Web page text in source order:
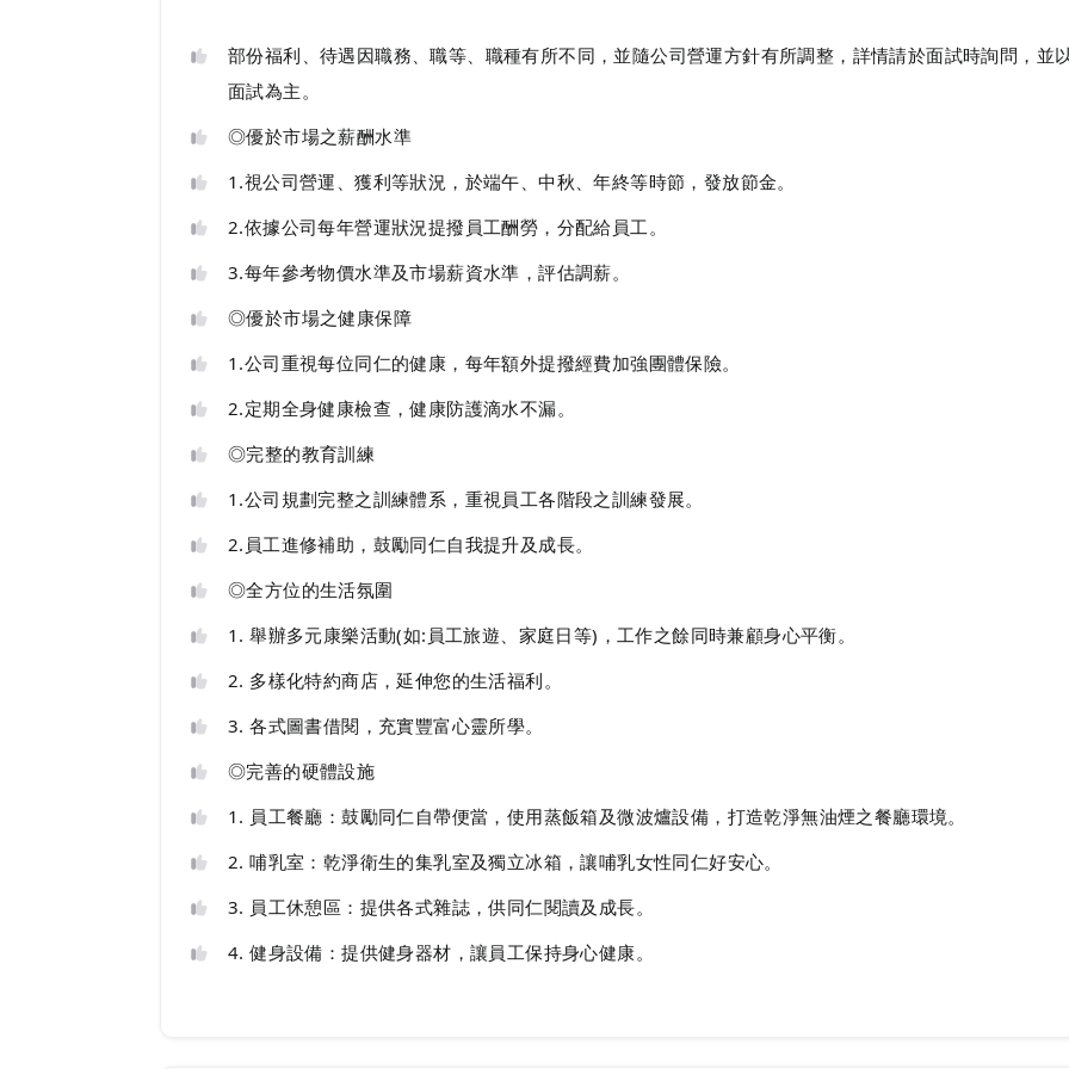
部份福利、待遇因職務、職等、職種有所不同，並隨公司營運方針有所調整，詳情請於面試時詢問，並
面試為主。
◎優於市場之薪酬水準
1.視公司營運、獲利等狀況，於端午、中秋、年終等時節，發放節金。
2.依據公司每年營運狀況提撥員工酬勞，分配給員工。
3.每年參考物價水準及市場薪資水準，評估調薪。
◎優於市場之健康保障
1.公司重視每位同仁的健康，每年額外提撥經費加強團體保險。
2.定期全身健康檢查，健康防護滴水不漏。
◎完整的教育訓練
1.公司規劃完整之訓練體系，重視員工各階段之訓練發展。
2.員工進修補助，鼓勵同仁自我提升及成長。
◎全方位的生活氛圍
1. 舉辦多元康樂活動(如:員工旅遊、家庭日等)，工作之餘同時兼顧身心平衡。
2. 多樣化特約商店，延伸您的生活福利。
3. 各式圖書借閱，充實豐富心靈所學。
◎完善的硬體設施
1. 員工餐廳：鼓勵同仁自帶便當，使用蒸飯箱及微波爐設備，打造乾淨無油煙之餐廳環境。
2. 哺乳室：乾淨衛生的集乳室及獨立冰箱，讓哺乳女性同仁好安心。
3. 員工休憩區：提供各式雜誌，供同仁閱讀及成長。
4. 健身設備：提供健身器材，讓員工保持身心健康。